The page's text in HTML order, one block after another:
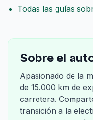
Todas las guías
Sobre el
Apasionado de la
de 15.000 km de
carretera.
transición a la